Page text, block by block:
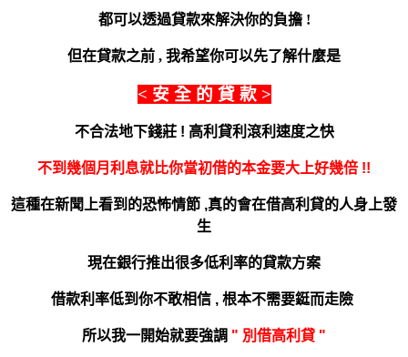
都可以透過貸款來解決你的負擔 !
但在貸款之前 , 我希望你可以先了解什麼是
< 安 全 的 貸 款 >
不合法地下錢莊 ! 高利貸利滾利速度之快
不到幾個月利息就比你當初借的本金要大上好幾倍 !!
這種在新聞上看到的恐怖情節 ,真的會在借高利貸的人身上發
生
現在銀行推出很多低利率的貸款方案
借款利率低到你不敢相信 , 根本不需要鋌而走險
所以我一開始就要強調 " 別借高利貸 "